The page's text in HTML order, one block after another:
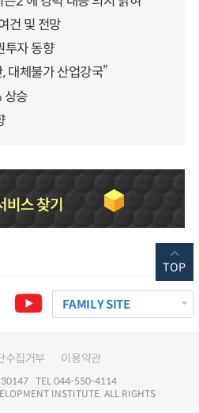
건 및 전망
자 동향
대체불가 산업강국”
상승
FAMILY SITE
수집거부 이용약관
30147 TEL 044-550-4114
INSTITUTE. ALL RIGHTS
TOP